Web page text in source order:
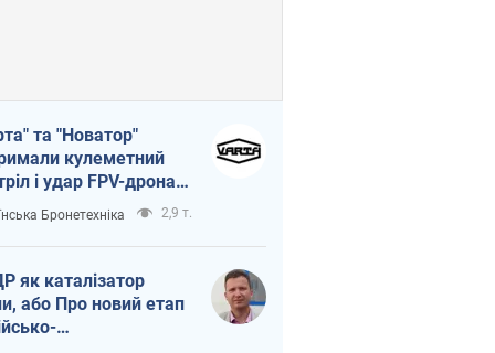
та "Новатор"
кулеметний
і удар FPV-дрона,
життя
ЗСУ
Бронетехніка 2,9 т.
як каталізатор
або Про новий етап